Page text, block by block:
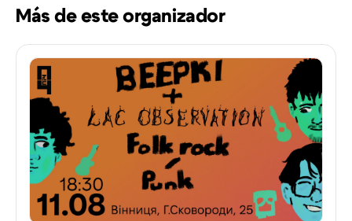
Más de este organizador